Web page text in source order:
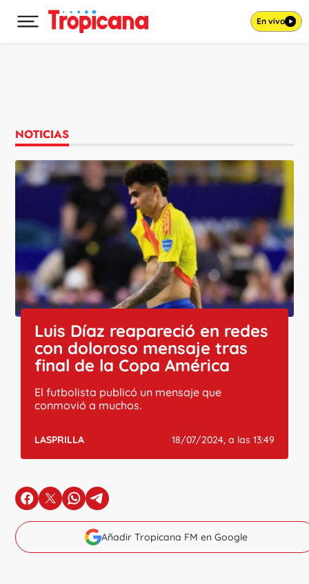
Desplegar menú principal En vivo
NOTICIAS
Luis Díaz reapareció en redes
con doloroso mensaje tras
final de la Copa América
El futbolista publicó un mensaje que
conmovió a muchos.
LASPRILLA 18/07/2024, a las 13:49
en Facebook
en Xen Whatsapp
en Telegram
Añadir Tropicana FM en Google